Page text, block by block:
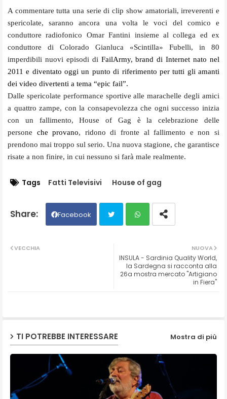
A commentare tutta una serie di clip show amatoriali, irreverenti e
spericolate, saranno ancora una volta le voci del comico e
conduttore radiofonico Omar Fantini insieme al collega ed ex
conduttore di Colorado Gianluca «Scintilla» Fubelli, in 80
imperdibili nuovi episodi di FailArmy, brand di Internet nato nel
2011 e diventato oggi un punto di riferimento per tutti gli amanti
dei video divertenti a tema “epic fail”.
Dalle spericolate performance sportive alle marachelle degli amici
a quattro zampe, con la consapevolezza che ogni successo inizia
con un fallimento, House of Gag è la celebrazione delle
persone che provano, ridono di fronte al fallimento e non si
prendono mai troppo sul serio. Una nuova stagione, che garantisce
risate a non finire, in cui nessuno si farà male realmente.
Tags Fatti Televisivi House of gag
Facebook
ats
NUOVA
INSULA - Sardinia Quality World,
la Sardegna si racconta alla
26a mostra mercato "Artigiano
in Fiera"
VECCHIA
TI POTREBBE INTERESSARE Mostra di più